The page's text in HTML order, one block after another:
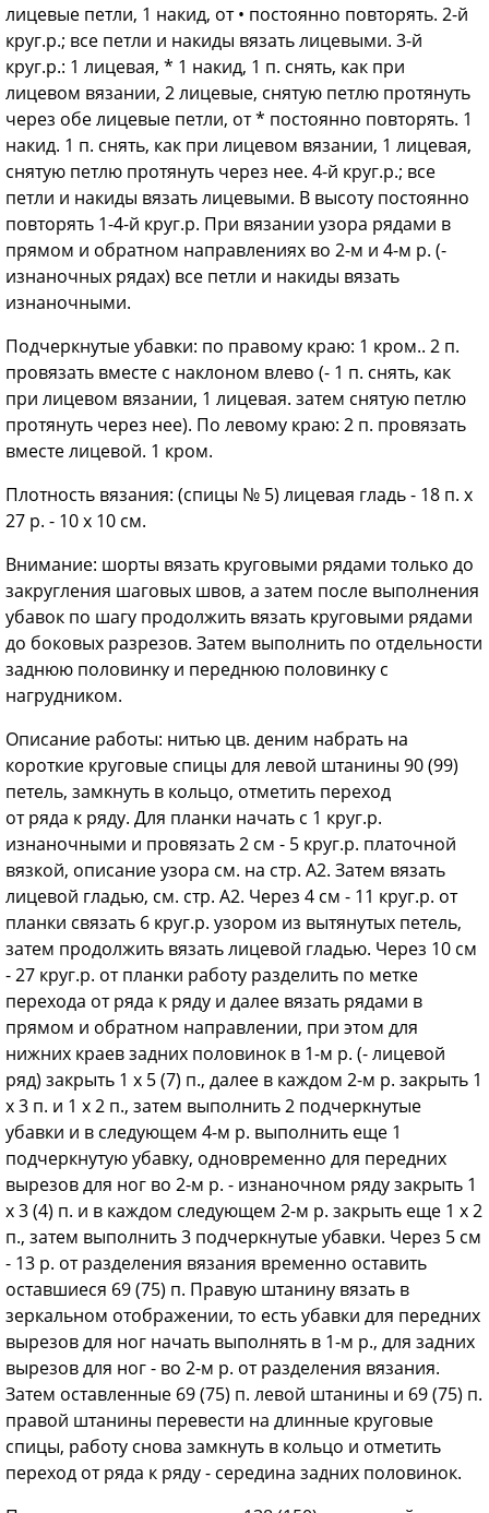
лицевые петли, 1 накид, от • постоянно повторять. 2-й
круг.р.; все петли и накиды вязать лицевыми. 3-й
круг.р.: 1 лицевая, * 1 накид, 1 п. снять, как при
лицевом вязании, 2 лицевые, снятую петлю протянуть
через обе лицевые петли, от * постоянно повторять. 1
накид. 1 п. снять, как при лицевом вязании, 1 лицевая,
снятую петлю протянуть через нее. 4-й круг.р.; все
петли и накиды вязать лицевыми. В высоту постоянно
повторять 1-4-й круг.р. При вязании узора рядами в
прямом и обратном направлениях во 2-м и 4-м р. (-
изнаночных рядах) все петли и накиды вязать
изнаночными.
Подчеркнутые убавки: по правому краю: 1 кром.. 2 п.
провязать вместе с наклоном влево (- 1 п. снять, как
при лицевом вязании, 1 лицевая. затем снятую петлю
протянуть через нее). По левому краю: 2 п. провязать
вместе лицевой. 1 кром.
Плотность вязания: (спицы № 5) лицевая гладь - 18 п. х
27 р. - 10 х 10 см.
Внимание: шорты вязать круговыми рядами только до
закругления шаговых швов, а затем после выполнения
убавок по шагу продолжить вязать круговыми рядами
до боковых разрезов. Затем выполнить по отдельности
заднюю половинку и переднюю половинку с
нагрудником.
Описание работы: нитью цв. деним набрать на
короткие круговые спицы для левой штанины 90 (99)
петель, замкнуть в кольцо, отметить переход
от ряда к ряду. Для планки начать с 1 круг.р.
изнаночными и провязать 2 см - 5 круг.р. платочной
вязкой, описание узора см. на стр. А2. Затем вязать
лицевой гладью, см. стр. А2. Через 4 см - 11 круг.р. от
планки связать 6 круг.р. узором из вытянутых петель,
затем продолжить вязать лицевой гладью. Через 10 см
- 27 круг.р. от планки работу разделить по метке
перехода от ряда к ряду и далее вязать рядами в
прямом и обратном направлении, при этом для
нижних краев задних половинок в 1-м р. (- лицевой
ряд) закрыть 1 х 5 (7) п., далее в каждом 2-м р. закрыть 1
х 3 п. и 1 х 2 п., затем выполнить 2 подчеркнутые
убавки и в следующем 4-м р. выполнить еще 1
подчеркнутую убавку, одновременно для передних
вырезов для ног во 2-м р. - изнаночном ряду закрыть 1
х 3 (4) п. и в каждом следующем 2-м р. закрыть еще 1 х 2
п., затем выполнить 3 подчеркнутые убавки. Через 5 см
- 13 р. от разделения вязания временно оставить
оставшиеся 69 (75) п. Правую штанину вязать в
зеркальном отображении, то есть убавки для передних
вырезов для ног начать выполнять в 1-м р., для задних
вырезов для ног - во 2-м р. от разделения вязания.
Затем оставленные 69 (75) п. левой штанины и 69 (75) п.
правой штанины перевести на длинные круговые
спицы, работу снова замкнуть в кольцо и отметить
переход от ряда к ряду - середина задних половинок.